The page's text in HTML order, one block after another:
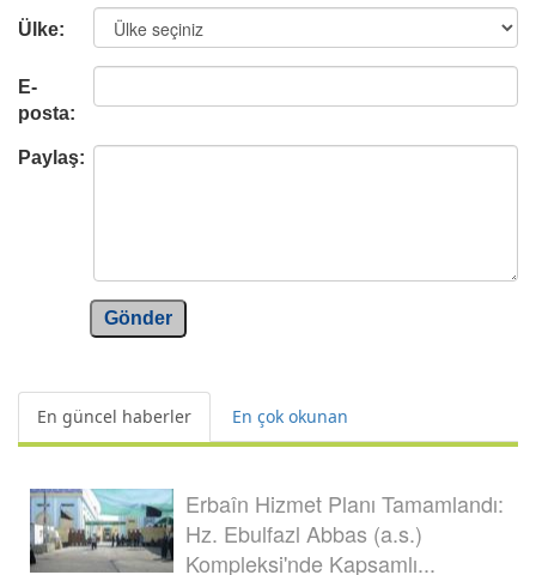
Ülke:
E-
posta:
Paylaş:
Gönder
En güncel haberler En çok okunan
Erbaîn Hizmet Planı Tamamlandı:
Hz. Ebulfazl Abbas (a.s.)
Kompleksi'nde Kapsamlı...